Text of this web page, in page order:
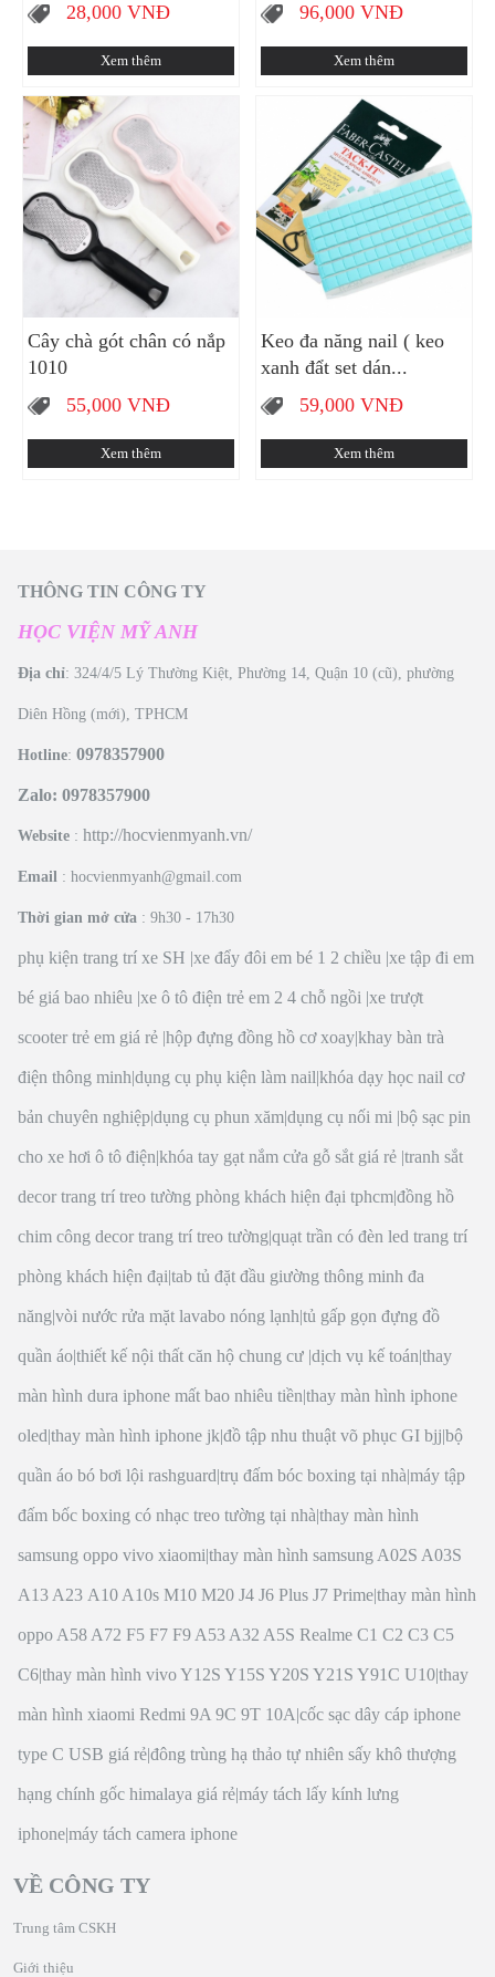
28,000VNĐ
Xem thêm
96,000 VNĐ
Xem thêm
Cây chà gót chân có nắp
1010
55,000VNĐ
Xem thêm
Keo đa năng nail ( keo
xanh đẩt set dán...
59,000 VNĐ
Xem thêm
THÔNG TIN CÔNG TY
HỌC VIỆN MỸ ANH
Địa chỉ: 324/4/5 Lý Thường Kiệt, Phường 14, Quận 10 (cũ), phường
Diên Hồng (mới), TPHCM
Hotline:0978357900
Zalo: 0978357900
Website : http://hocvienmyanh.vn/
Email : hocvienmyanh@gmail.com
Thời gian mở cửa : 9h30 - 17h30
phụ kiện trang trí xe SH |xe đẩy đôi em bé 1 2 chiều |xe tập đi em
bé giá bao nhiêu |xe ô tô điện trẻ em 2 4 chỗ ngồi |xe trượt
scooter trẻ em giá rẻ |hộp đựng đồng hồ cơ xoay|khay bàn trà
điện thông minh|dụng cụ phụ kiện làm nail|khóa dạy học nail cơ
bản chuyên nghiệp|dụng cụ phun xăm|dụng cụ nối mi |bộ sạc pin
cho xe hơi ô tô điện|khóa tay gạt nắm cửa gỗ sắt giá rẻ |tranh sắt
decor trang trí treo tường phòng khách hiện đại tphcm|đồng hồ
chim công decor trang trí treo tường|quạt trần có đèn led trang trí
phòng khách hiện đại|tab tủ đặt đầu giường thông minh đa
năng|vòi nước rửa mặt lavabo nóng lạnh|tủ gấp gọn đựng đồ
quần áo|thiết kế nội thất căn hộ chung cư |dịch vụ kế toán|thay
màn hình dura iphone mất bao nhiêu tiền|thay màn hình iphone
oled|thay màn hình iphone jk|đồ tập nhu thuật võ phục GI bjj|bộ
quần áo bó bơi lội rashguard|trụ đấm bóc boxing tại nhà|máy tập
đấm bốc boxing có nhạc treo tường tại nhà|thay màn hình
samsung oppo vivo xiaomi|thay màn hình samsung A02S A03S
A13 A23 A10 A10s M10 M20 J4 J6 Plus J7 Prime|thay màn hình
oppo A58 A72 F5 F7 F9 A53 A32 A5S Realme C1 C2 C3 C5
C6|thay màn hình vivo Y12S Y15S Y20S Y21S Y91C U10|thay
màn hình xiaomi Redmi 9A 9C 9T 10A|cốc sạc dây cáp iphone
type C USB giá rẻ|đông trùng hạ thảo tự nhiên sấy khô thượng
hạng chính gốc himalaya giá rẻ|máy tách lấy kính lưng
iphone|máy tách camera iphone
VỀ CÔNG TY
Trung tâm CSKH
Giới thiệu